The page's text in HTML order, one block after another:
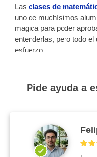
Las clases de
uno de muchísimos
mágica para poder
entenderlas, pero todo
esfuerzo.
Pide ayuda a